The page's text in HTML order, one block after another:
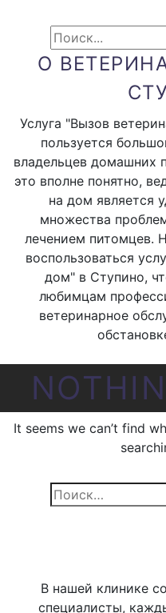
О
Услуга "Вызов
пользуется
владельцев домашних
это вполне понятно,
на дом является
множества
лечением питомцев.
воспользоваться
дом" в Ступино,
любимцам
ветеринарное
It seems we can’t find
Найти:
В нашей клинике
специалисты,